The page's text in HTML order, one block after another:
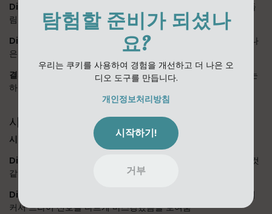
탐험할 준비가 되셨나
요?
우리는 쿠키를 사용하여 경험을 개선하고 더 나은 오
디오 도구를 만듭니다.
개인정보처리방침
시작하기!
거부
Diffonic 없이:
아날로그 모델링 EQ가 더 따뜻하고 음악적으로 들
림
Diffonic과 함께:
블라인드 테스트 결과 디지털 EQ가 실제로 더 나
은 투명성과 믹스 응집력을 제공함을 발견
결과:
"아날로그 따뜻함"이 주로 볼륨 편견과 믹스에 기여하지 않는
하모닉 왜곡이었음을 이해
사례 연구 3: 리버브 캐릭터 평가
시나리오:
스트링 편곡을 위한 다양한 리버브 알고리즘 비교
Diffonic 없이:
한 리버브가 더 많은 "공간"과 "차원"을 추가하는 것
같음
Diffonic과 함께:
레벨 매칭 비교 결과 선호된 리버브가 단순히 더
커서 드라이 신호를 다르게 마스킹했음을 보여줌